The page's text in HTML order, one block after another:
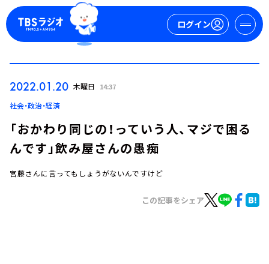
ログイン
2022.01.20 木曜日 14:37
社会・政治・経済
「おかわり同じの！っていう人、マジで困る
んです」飲み屋さんの愚痴
宮藤さんに言ってもしょうがないんですけど
この記事をシェア